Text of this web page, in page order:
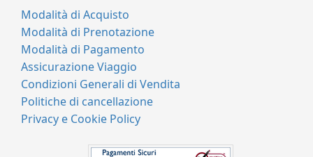
Modalità di Acquisto
Modalità di Prenotazione
Modalità di Pagamento
Assicurazione Viaggio
Condizioni Generali di Vendita
Politiche di cancellazione
Privacy e Cookie Policy